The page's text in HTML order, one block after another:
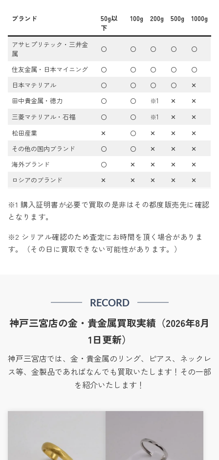
ブランド
50g以
下
100g 200g 500g 1000g
アサヒプリテック・三井金
属
〇 〇 〇 〇 〇
住友金属・日本マイニング 〇 〇 〇 〇
〇
日本マテリアル
〇 〇 〇 〇
✕
田中貴金属・徳力
〇 〇 ※1 ✕
✕
三菱マテリアル・石福
〇 〇 ※1 ✕
✕
松田産業
✕ 〇 ✕ ✕
✕
その他の国内ブランド
〇 〇 ✕ ✕
✕
海外ブランド
〇 ✕ ✕ ✕
✕
ロシアのブランド
✕ ✕ ✕ ✕ ✕
※1 購入証明書が必要で買取の是非はその都度販売先に確認
となります。
※2 シリアル確認のため査定にお時間を頂く場合がありま
す。（その日に買取できない可能性があります。）
RECORD
神戸三宮店の金・貴金属買取実績（2026年8月
1日更新）
神戸三宮店では、金・貴金属のリング、ピアス、ネックレ
ス等、金製品であればなんでも買取いたします！その一部
を紹介いたします！